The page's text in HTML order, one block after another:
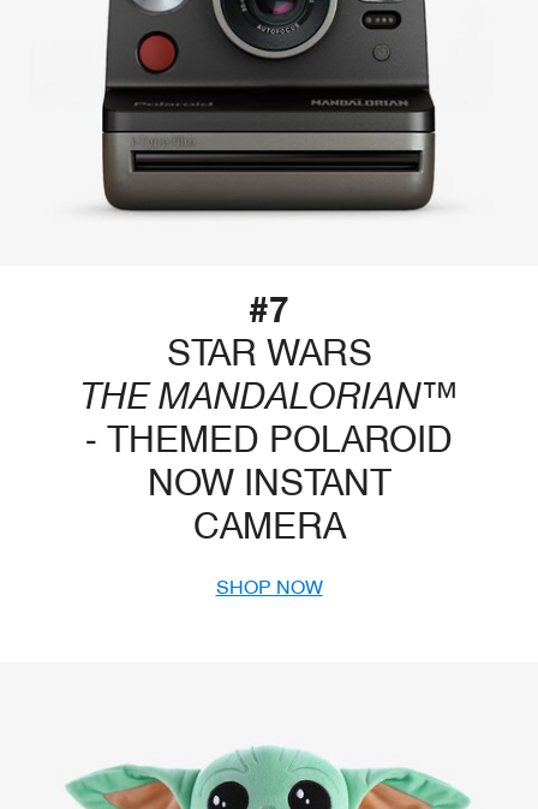
#7
STAR WARS
THE MANDALORIAN™
- THEMED POLAROID
NOW INSTANT
CAMERA
SHOP NOW